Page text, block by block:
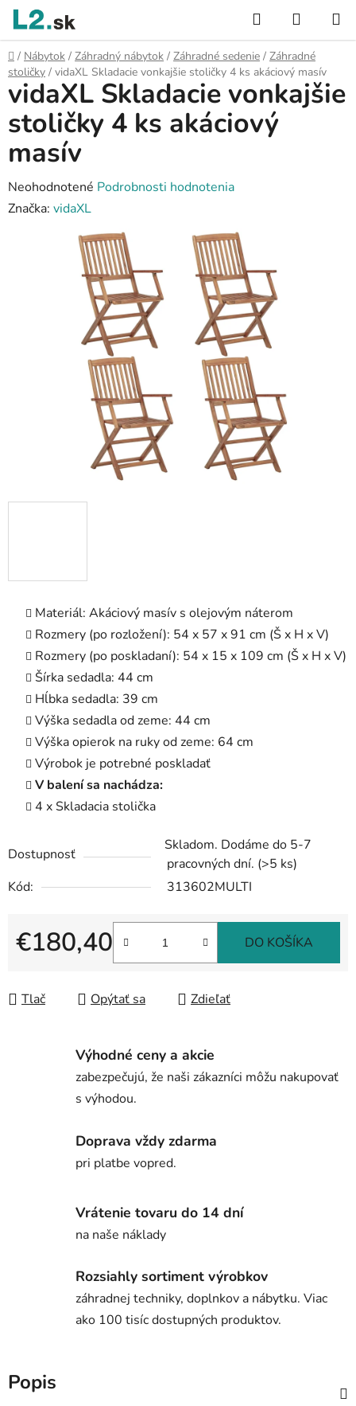
Prejsť
obsah
Hľadať
KOŠÍK
Domov
/ Nábytok / Záhradný nábytok / Záhradné sedenie / Záhradné
stoličky / vidaXL Skladacie vonkajšie stoličky 4 ks akáciový masív
Materiál: Akáciový masív s olejovým náterom
Rozmery (po rozložení): 54 x 57 x 91 cm (Š x H x V)
Rozmery (po poskladaní): 54 x 15 x 109 cm (Š x H x V)
Šírka sedadla: 44 cm
Hĺbka sedadla: 39 cm
Výška sedadla od zeme: 44 cm
Výška opierok na ruky od zeme: 64 cm
Výrobok je potrebné poskladať
V balení sa nachádza:
4 x Skladacia stolička
Dostupnosť
Skladom. Dodáme do 5-7
pracovných dní. (>5 ks)
Kód:
313602MULTI
€180,40 DO KOŠÍKA
Tlač Opýtať sa Zdieľať
vidaXL Skladacie vonkajšie
stoličky 4 ks akáciový
masív
Priemerné
hodnotenie
Neohodnotené Podrobnosti hodnotenia
Značka: vidaXL
Výhodné ceny a akcie
zabezpečujú, že naši zákazníci môžu nakupovať
s výhodou.
Doprava vždy zdarma
pri platbe vopred.
Vrátenie tovaru do 14 dní
na naše náklady
Rozsiahly sortiment výrobkov
záhradnej techniky, doplnkov a nábytku. Viac
ako 100 tisíc dostupných produktov.
Popis